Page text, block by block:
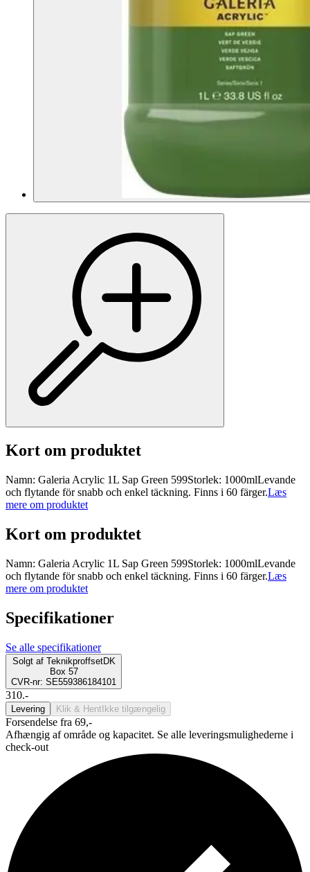
Kort om produktet
Namn: Galeria Acrylic 1L Sap Green 599Storlek: 1000mlLevande
och flytande för snabb och enkel täckning. Finns i 60 färger.Læs
mere om produktet
Kort om produktet
Namn: Galeria Acrylic 1L Sap Green 599Storlek: 1000mlLevande
och flytande för snabb och enkel täckning. Finns i 60 färger.Læs
mere om produktet
Specifikationer
Se alle specifikationer
Solgt af TeknikproffsetDK
Box 57
CVR-nr: SE559386184101
310.-
Levering Klik & Hent Ikke tilgængelig
Forsendelse fra 69,-
Afhængig af område og kapacitet. Se alle leveringsmulighederne i
check-out